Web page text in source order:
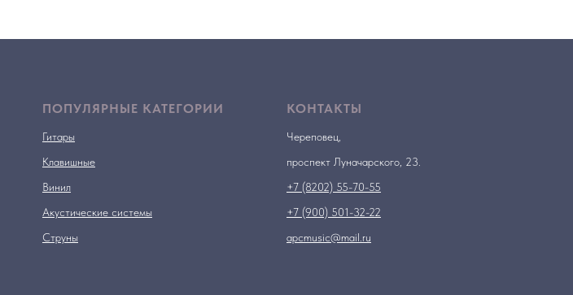
ПОПУЛЯРНЫЕ КАТЕГОРИИ
Гитары
Клавишные
Винил
Акустические системы
Струны
КОНТАКТЫ
Череповец,
проспект Луначарского, 23.
+7 (8202) 55-70-55
+7 (900) 501-32-22
apcmusic@mail.ru